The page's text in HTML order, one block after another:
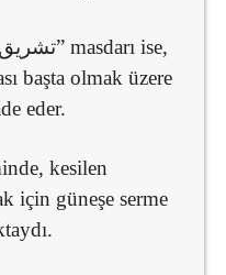
başta olmak üzere
eder.
kesilen
için güneşe serme